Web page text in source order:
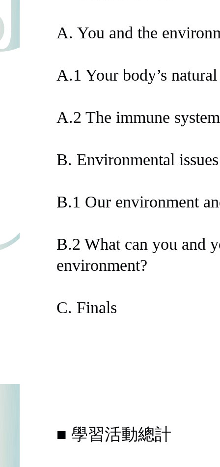
A. You and the
A.1 Your body’s
A.2 The immune system
B. Environmental issues
B.1 Our environment
B.2 What can you and
environment?
C. Finals
■ 學習活動總計